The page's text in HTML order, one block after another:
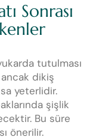
Sonrası
tutulması
ancak dikiş
yeterlidir.
şişlik
Bu süre
önerilir.